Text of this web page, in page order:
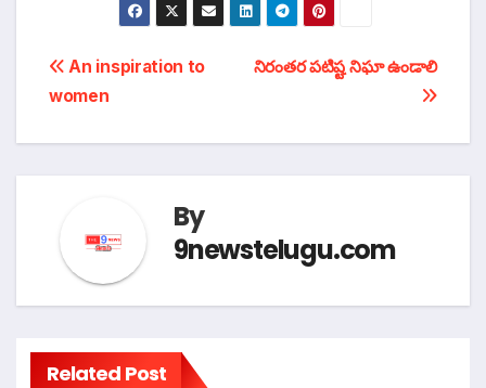
టపా
నావిగేషన్
నిరంతర పటిష్ట నిఘా ఉండాలి
An inspiration to
women
By
9newstelugu.com
Related Post